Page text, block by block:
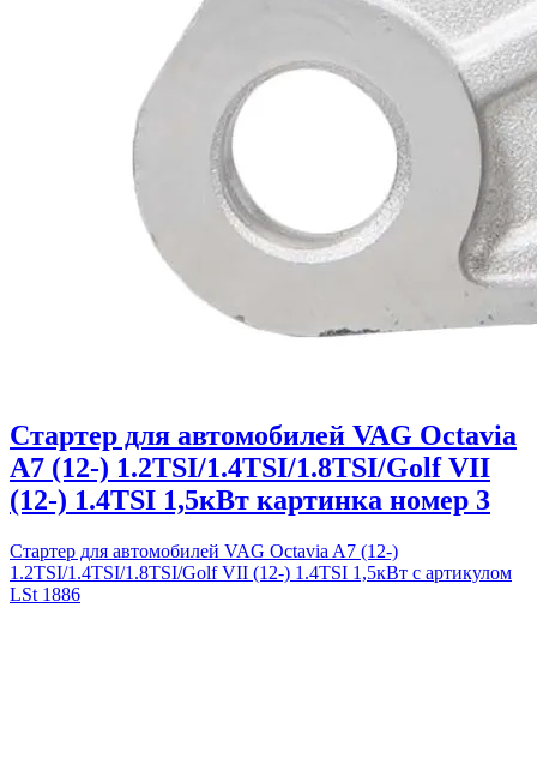
Стартер для автомобилей VAG Octavia
A7 (12-) 1.2TSI/1.4TSI/1.8TSI/Golf VII
(12-) 1.4TSI 1,5кВт картинка номер 3
Стартер для автомобилей VAG Octavia A7 (12-)
1.2TSI/1.4TSI/1.8TSI/Golf VII (12-) 1.4TSI 1,5кВт с артикулом
LSt 1886